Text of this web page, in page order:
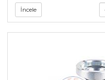
İncele